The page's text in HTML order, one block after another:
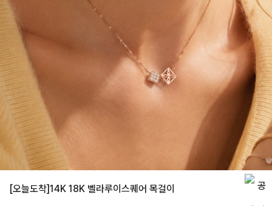
[오늘도착]14K 18K 벨라루이스퀘어 목걸이